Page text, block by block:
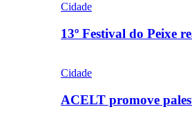
Cidade
13º Festival do Peixe
Cidade
ACELT promove